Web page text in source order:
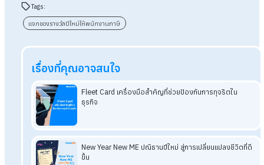
สรุปปีใหม่นี้! แจกของรางวัลพนักงานต้
ช่วงปีใหม่ หลายองค์กรจัดกิจกรรมจับสลากหรือแจกของรางวัล
สร้างความสุขและกำลังใจให้พนักงาน ของรางวัลเหล่านี้ เช่น เงิน
หรือสิ่งของ ถือเป็นรายได้พนักงานที่ต้องเสียภาษีตามกฎหมาย โด
นายจ้างมีหน้าที่หักภาษี ณ ที่จ่าย และจัดการภาษีที่เกี่ยวข้อง เช่น
มูลค่าเพิ่มและภาษีเงินได้นิติบุคคลอย่างถูกต้อง เพื่อความโปร่งใส
ปฏิบัติตามข้อกำหนดทางกฎหมาย